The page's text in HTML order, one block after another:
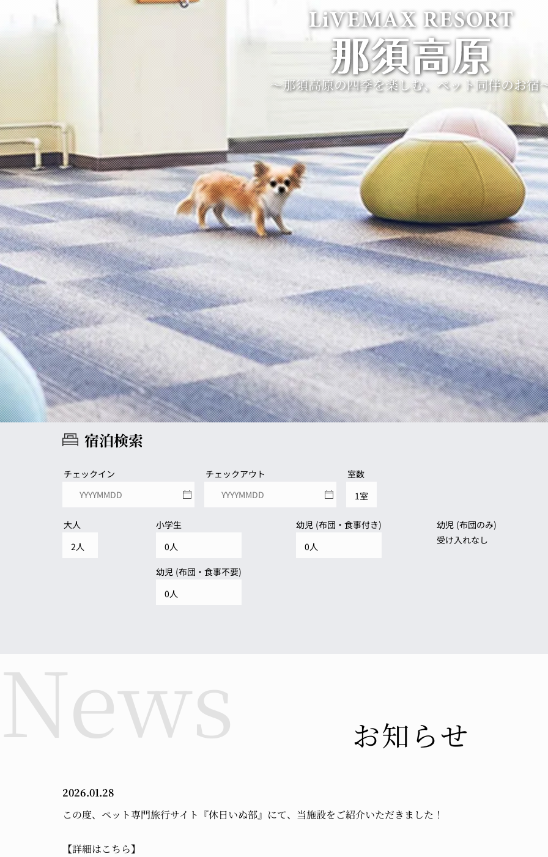
～那須高原の四季を楽しむ、ペット同伴のお宿
宿泊検索
チェックイン チェックアウト 室数
大人 小学生 幼児 (布団・食事付き)
幼児 (布団のみ)
受け入れなし
幼児 (布団・食事不要)
お知らせ
2026.01.28
この度、ペット専門旅行サイト『休日いぬ部』にて、当施設をご紹介いただきました！
【詳細はこちら】